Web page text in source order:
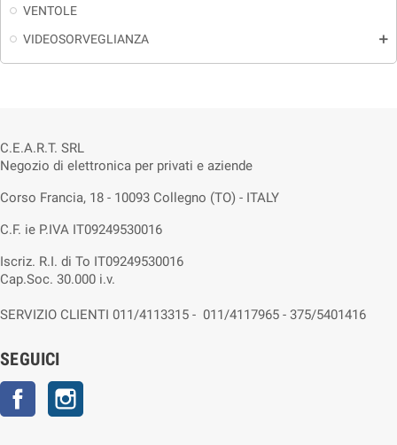
VENTOLE
VIDEOSORVEGLIANZA
add
C.E.A.R.T. SRL
Negozio di elettronica per privati e aziende
Corso Francia, 18 - 10093 Collegno (TO) - ITALY
C.F. ie P.IVA IT09249530016
Iscriz. R.I. di To IT09249530016
Cap.Soc. 30.000 i.v.
SERVIZIO CLIENTI 011/4113315 - 011/4117965 - 375/5401416
SEGUICI
Facebook